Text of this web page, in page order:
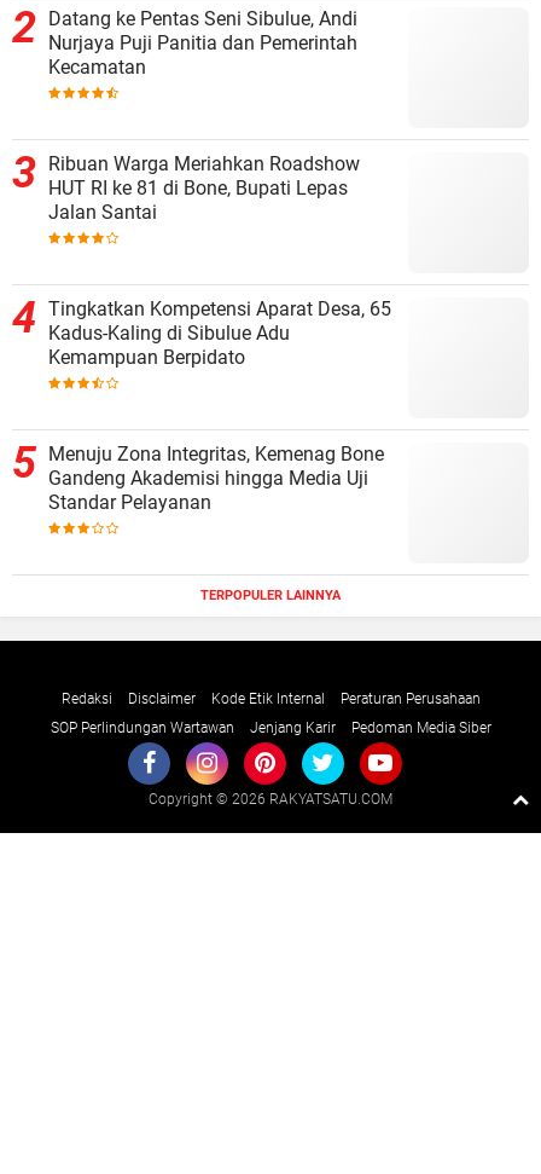
Datang ke Pentas Seni Sibulue, Andi
Nurjaya Puji Panitia dan Pemerintah
Kecamatan
Ribuan Warga Meriahkan Roadshow
HUT RI ke 81 di Bone, Bupati Lepas
Jalan Santai
Tingkatkan Kompetensi Aparat Desa, 65
Kadus-Kaling di Sibulue Adu
Kemampuan Berpidato
Menuju Zona Integritas, Kemenag Bone
Gandeng Akademisi hingga Media Uji
Standar Pelayanan
TERPOPULER LAINNYA
Redaksi Disclaimer Kode Etik Internal
Peraturan Perusahaan
SOP Perlindungan Wartawan
Jenjang Karir Pedoman Media Siber
Copyright © 2026 RAKYATSATU.COM
Raushan